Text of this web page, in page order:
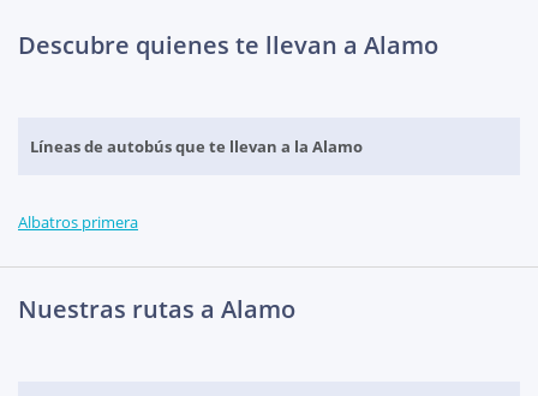
Descubre quienes te llevan a Alamo
Líneas de autobús que te llevan a la Alamo
Albatros primera
Nuestras rutas a Alamo